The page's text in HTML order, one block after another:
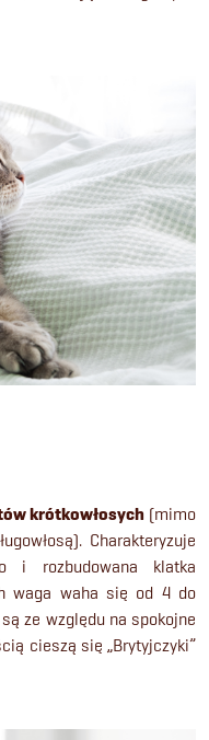
krótkowłosych (mimo
Charakteryzuje
i rozbudowana klatka
waga waha się od 4 do
ze względu na spokojne
cieszą się „Brytyjczyki”